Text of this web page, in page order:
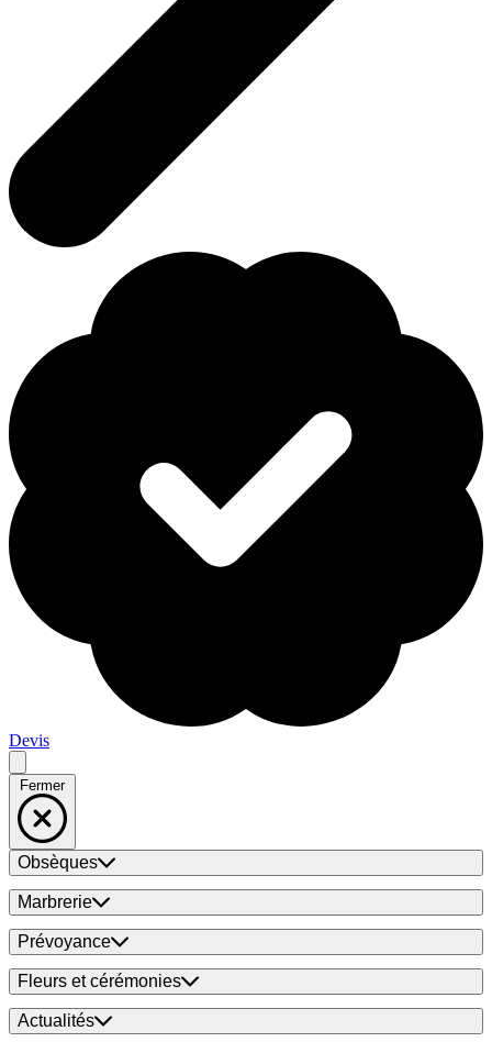
Devis
Fermer
Obsèques
Marbrerie
Prévoyance
Fleurs et cérémonies
Actualités